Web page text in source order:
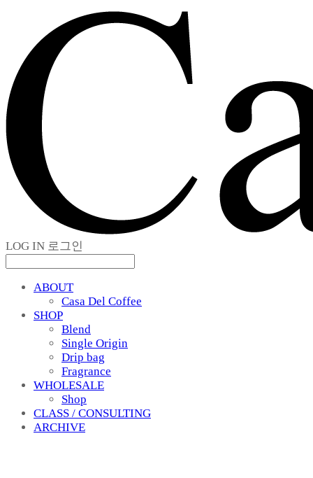
LOG IN 로그인
ABOUT
Casa Del Coffee
SHOP
Blend
Single Origin
Drip bag
Fragrance
WHOLESALE
Shop
CLASS / CONSULTING
ARCHIVE